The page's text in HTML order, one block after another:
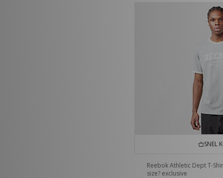
SNEL
Reebok Athletic Dept T-
size? exclusive